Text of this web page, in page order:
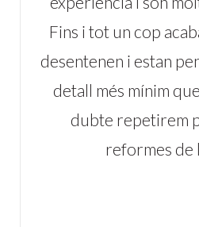
Fins i tot un cop
desentenen i estan
detall més mínim
dubte repetirem
reformes de